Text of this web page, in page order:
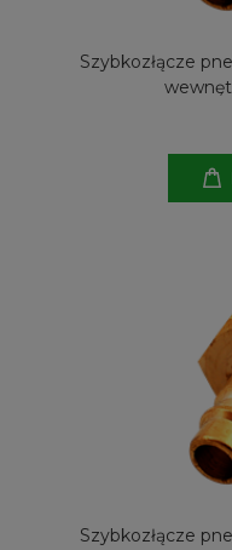
Szybkozłącze
Szybkozłącze